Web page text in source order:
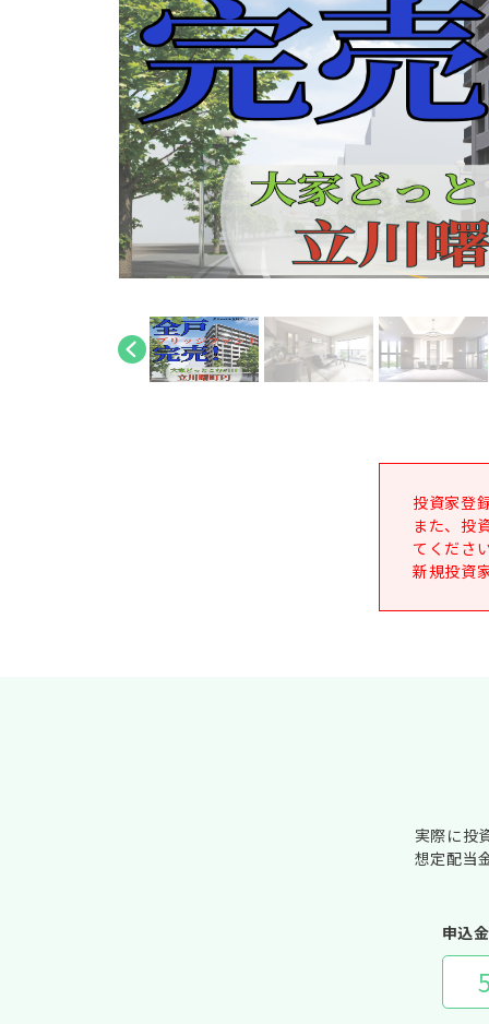
投資家登
また、投
てくださ
新規投資
実際に投
想定配当
申込